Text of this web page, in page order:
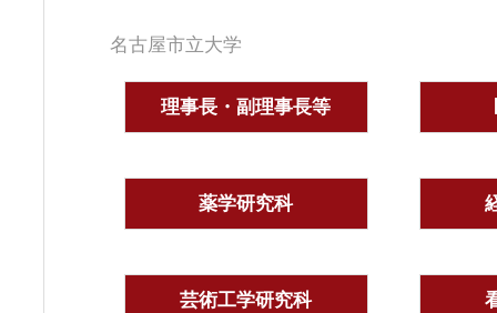
名古屋市立大学
理事長・副理事長等
薬学研究科
芸術工学研究科